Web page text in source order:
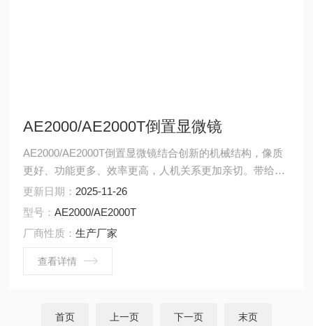
AE2000/AE2000T倒置显微镜
AE2000/AE2000T倒置显微镜结合创新的机械结构，像质
更好、功能更多、效率更高，人机关系更加亲切。带给您
全新的倒置生物显微镜概念。
更新日期： 2025-11-26
型号：AE2000/AE2000T
厂商性质：生产厂家
查看详情
首页 上一页 下一页 末页